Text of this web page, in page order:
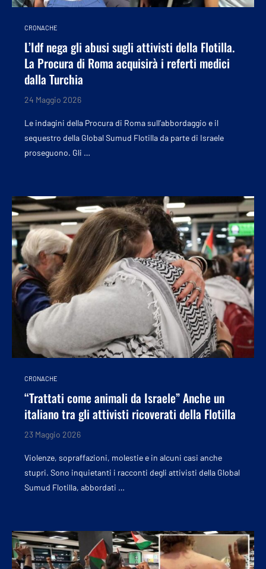
CRONACHE
L’Idf nega gli abusi sugli attivisti della Flotilla.
La Procura di Roma acquisirà i referti medici
dalla Turchia
24 Maggio 2026
Le indagini della Procura di Roma sull’abbordaggio e il
sequestro della Global Sumud Flotilla da parte di Israele
proseguono. Gli …
CRONACHE
“Trattati come animali da Israele” Anche un
italiano tra gli attivisti ricoverati della Flotilla
23 Maggio 2026
Violenze, sopraffazioni, molestie e in alcuni casi anche
stupri. Sono inquietanti i racconti degli attivisti della Global
Sumud Flotilla, abbordati …